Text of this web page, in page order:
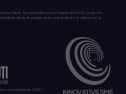
Next, ha contado con el apoyo del ICEX y con la
de este proyecto es contribuir al desarrollo
e Innovación, CDTI